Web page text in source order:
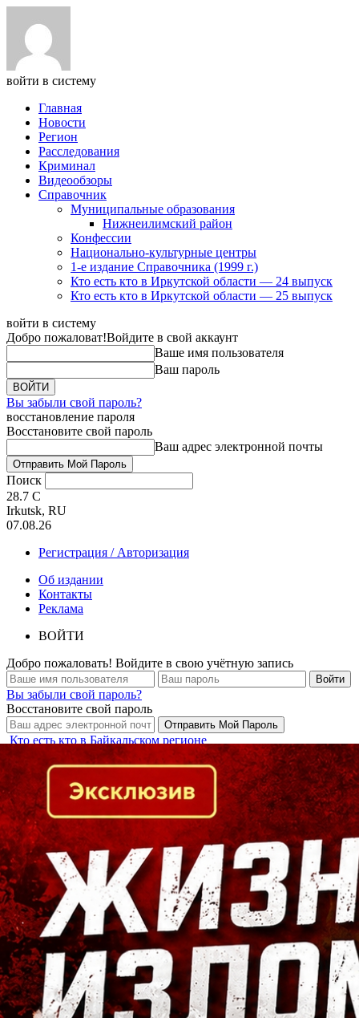
войти в систему
Главная
Новости
Регион
Расследования
Криминал
Видеообзоры
Справочник
Муниципальные образования
Нижнеилимский район
Конфессии
Национально-культурные центры
1-е издание Справочника (1999 г.)
Кто есть кто в Иркутской области — 24 выпуск
Кто есть кто в Иркутской области — 25 выпуск
войти в систему
Добро пожаловат!Войдите в свой аккаунт
Ваше имя пользователя
Ваш пароль
Вы забыли свой пароль?
восстановление пароля
Восстановите свой пароль
Ваш адрес электронной почты
Поиск
28.7 C
Irkutsk, RU
07.08.26
Регистрация / Авторизация
Об издании
Контакты
Реклама
ВОЙТИ
Добро пожаловать! Войдите в свою учётную запись
Вы забыли свой пароль?
Восстановите свой пароль
Кто есть кто в Байкальском регионе